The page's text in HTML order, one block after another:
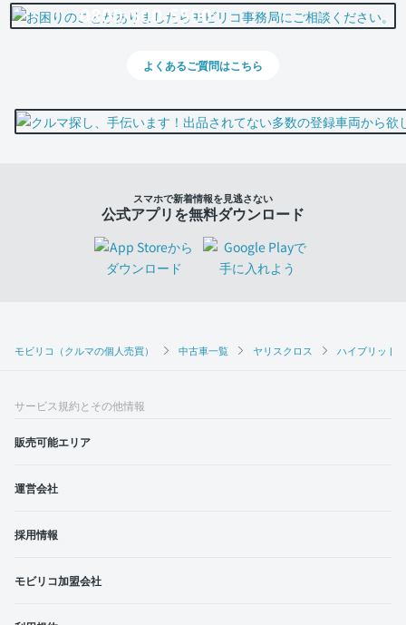
モビリコ（クルマの個人売買） 中古車一覧 ヤリスクロス ハイブリッドG
0800-500-5500
よくあるご質問はこちら
スマホで新着情報を見逃さない
公式アプリを無料ダウンロード
サービス規約とその他情報
販売可能エリア
運営会社
採用情報
モビリコ加盟会社